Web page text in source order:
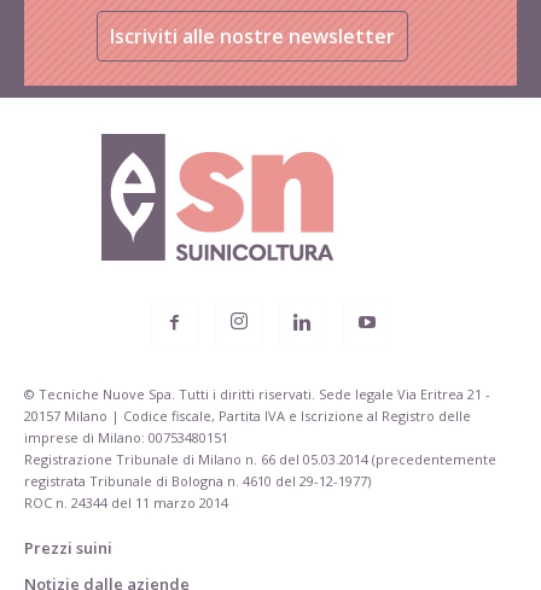
Iscriviti alle nostre newsletter
© Tecniche Nuove Spa. Tutti i diritti riservati. Sede legale Via Eritrea 21 -
20157 Milano | Codice fiscale, Partita IVA e Iscrizione al Registro delle
imprese di Milano: 00753480151
Registrazione Tribunale di Milano n. 66 del 05.03.2014 (precedentemente
registrata Tribunale di Bologna n. 4610 del 29-12-1977)
ROC n. 24344 del 11 marzo 2014
Prezzi suini
Notizie dalle aziende